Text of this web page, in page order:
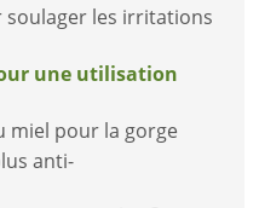
les irritations
une utilisation
miel pour la gorge
anti-